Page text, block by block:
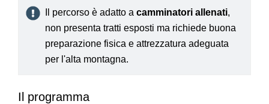
Il percorso è adatto a camminatori allenati,
non presenta tratti esposti ma richiede buona
preparazione fisica e attrezzatura adeguata
per l'alta montagna.
Il programma